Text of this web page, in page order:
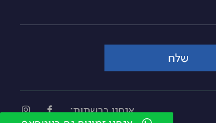
שלח
אנחנו ברשתות: